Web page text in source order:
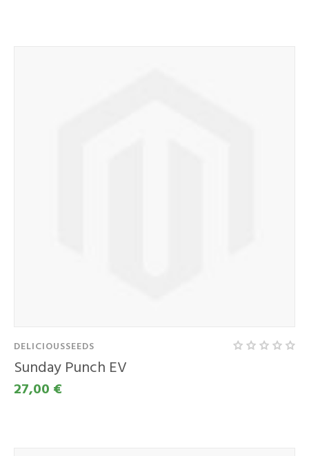
DELICIOUSSEEDS
Sunday Punch EV
27,00 €